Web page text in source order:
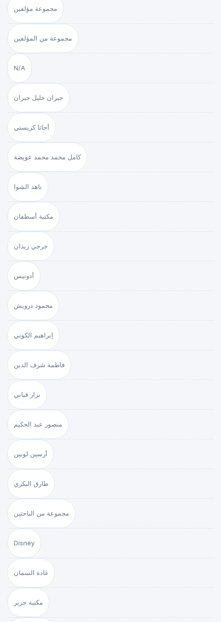
مجموعة مؤلفين
مجموعة من المؤلفين
N/A
جبران خليل جبران
أجاثا كريستي
كامل محمد محمد عويضة
ناهد الشوا
مكتبة أسطفان
جرجي زيدان
أدونيس
محمود درويش
إبراهيم الكوني
فاطمة شرف الدين
نزار قباني
منصور عبد الحكيم
أرسين لوبين
طارق البكري
مجموعة من الباحثين
Disney
غادة السمان
مكتبة جرير